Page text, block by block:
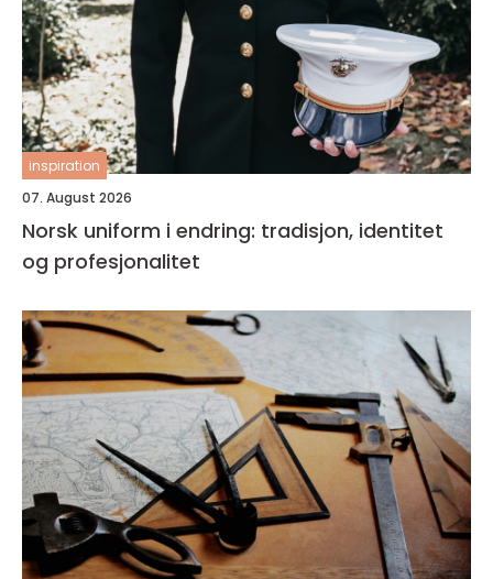
inspiration
07. August 2026
Norsk uniform i endring: tradisjon, identitet
og profesjonalitet